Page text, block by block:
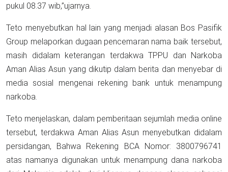
pukul 08.37 wib,”ujarnya.
Teto menyebutkan hal lain yang menjadi alasan Bos Pasifik
Group melaporkan dugaan pencemaran nama baik tersebut,
masih didalam keterangan terdakwa TPPU dan Narkoba
Aman Alias Asun yang dikutip dalam berita dan menyebar di
media sosial mengenai rekening bank untuk menampung
narkoba.
Teto menjelaskan, dalam pemberitaan sejumlah media online
tersebut, terdakwa Aman Alias Asun menyebutkan didalam
persidangan, Bahwa Rekening BCA Nomor: 3800796741
atas namanya digunakan untuk menampung dana narkoba